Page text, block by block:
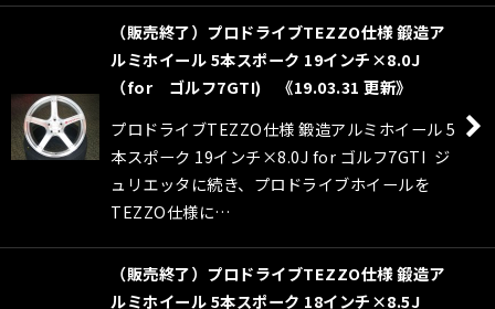
（販売終了）プロドライブTEZZO仕様 鍛造ア
ルミホイール 5本スポーク 19インチ×8.0J
（for ゴルフ7GTI) 《19.03.31 更新》
プロドライブTEZZO仕様 鍛造アルミホイール 5
本スポーク 19インチ×8.0J for ゴルフ7GTI ジ
ュリエッタに続き、プロドライブホイールを
TEZZO仕様に…
（販売終了）プロドライブTEZZO仕様 鍛造ア
ルミホイール 5本スポーク 18インチ×8.5J